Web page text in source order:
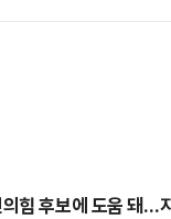
힘 후보에 도움 돼…